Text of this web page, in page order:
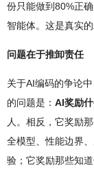
份只能做到80%正
智能体。这是真实
问题在于推卸责任
关于AI编码的争论
的问题是： AI奖励
人。相反，它奖励
全模型、性能边界
验；它奖励那些知道